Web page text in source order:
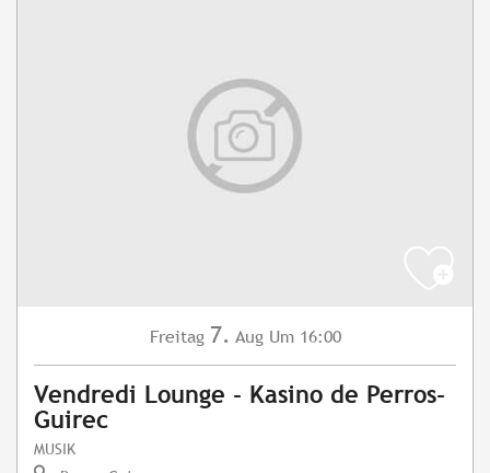
Freitag 7. Aug Um 16:00
Vendredi Lounge - Kasino de Perros-
Guirec
MUSIK